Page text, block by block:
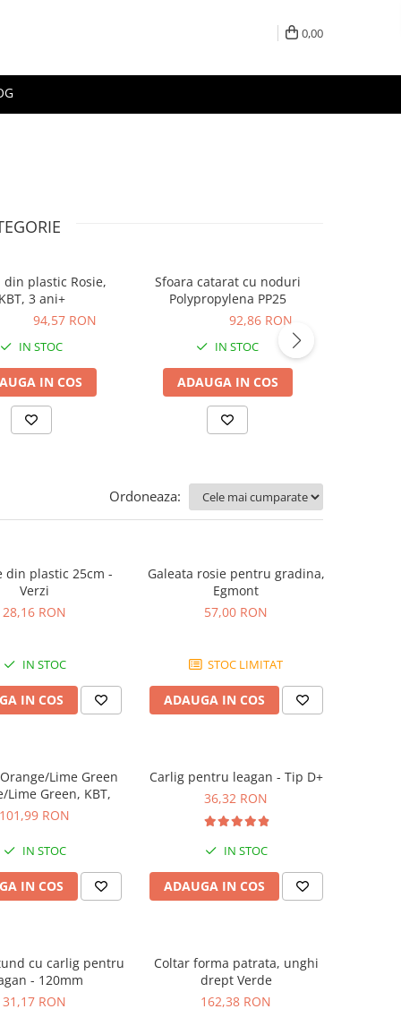
0,00
din plastic Rosie,
3 ani+
94,57 RON
IN STOC
IN COS
Sfoara catarat cu noduri
Polypropylena PP25
92,86 RON
IN STOC
ADAUGA IN COS
Ordoneaza:
din plastic 25cm -
Verzi
28,16 RON
IN STOC
IN COS
Galeata rosie pentru gradina,
Egmont
57,00 RON
STOC LIMITAT
ADAUGA IN COS
Lime Green
Lime Green, KBT,
101,99 RON
IN STOC
IN COS
Carlig pentru leagan - Tip D+
36,32 RON
IN STOC
ADAUGA IN COS
cu carlig pentru
- 120mm
31,17 RON
Coltar forma patrata, unghi
drept Verde
162,38 RON